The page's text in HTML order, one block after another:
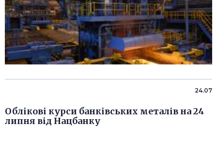
24.07
Облікові курси банківських металів на 24
липня від Нацбанку